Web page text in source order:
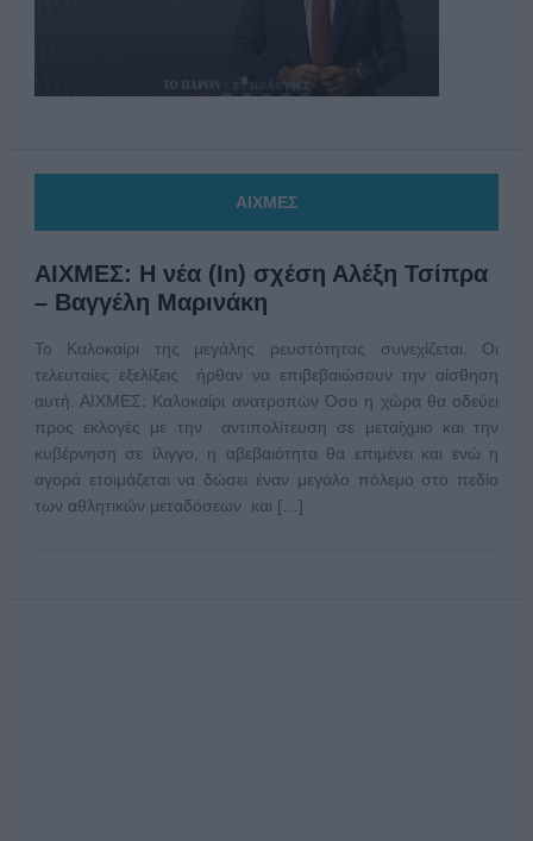
ΑΙΧΜΕΣ
ΑΙΧΜΕΣ: Η νέα (In) σχέση Αλέξη Τσίπρα
– Βαγγέλη Μαρινάκη
Το Καλοκαίρι της μεγάλης ρευστότητας συνεχίζεται. Οι
τελευταίες εξελίξεις ήρθαν να επιβεβαιώσουν την αίσθηση
αυτή. ΑΙΧΜΕΣ: Καλοκαίρι ανατροπών Όσο η χώρα θα οδεύει
προς εκλογές με την αντιπολίτευση σε μεταίχμιο και την
κυβέρνηση σε ίλιγγο, η αβεβαιότητα θα επιμένει και ενώ η
αγορά ετοιμάζεται να δώσει έναν μεγάλο πόλεμο στο πεδίο
των αθλητικών μεταδόσεων και […]